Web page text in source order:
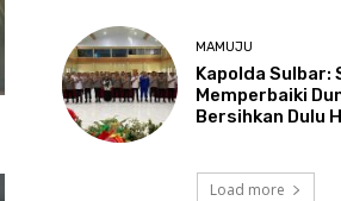
MAMUJU
Kapolda Sulbar:
Memperbaiki
Bersihkan Dulu
Load more